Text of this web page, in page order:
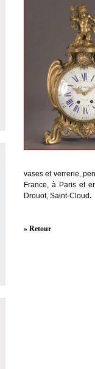
vases et verrerie,
France, à Paris et
Drouot, Saint-Cloud.
» Retour